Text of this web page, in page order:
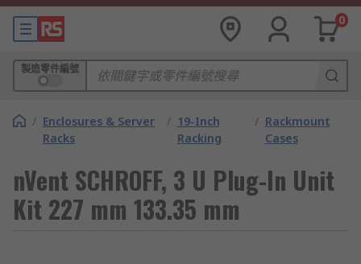
0
製造零件編號
/ Enclosures & Server
Racks
/ 19-Inch
Racking
/ Rackmount
Cases
nVent SCHROFF, 3 U Plug-In Unit
Kit 227 mm 133.35 mm